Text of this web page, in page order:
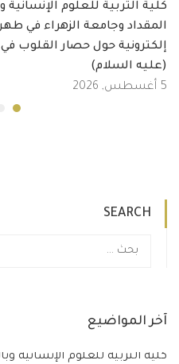
كلية التربية للعلوم الإنسانية
المقداد وجامعة الزهراء في
إلكترونية حول حصار القلوب
(عليه السلام)
5 أغسطس, 2026
SEARCH
آخر المواضيع
كلية التربية للعلوم الإنسانية